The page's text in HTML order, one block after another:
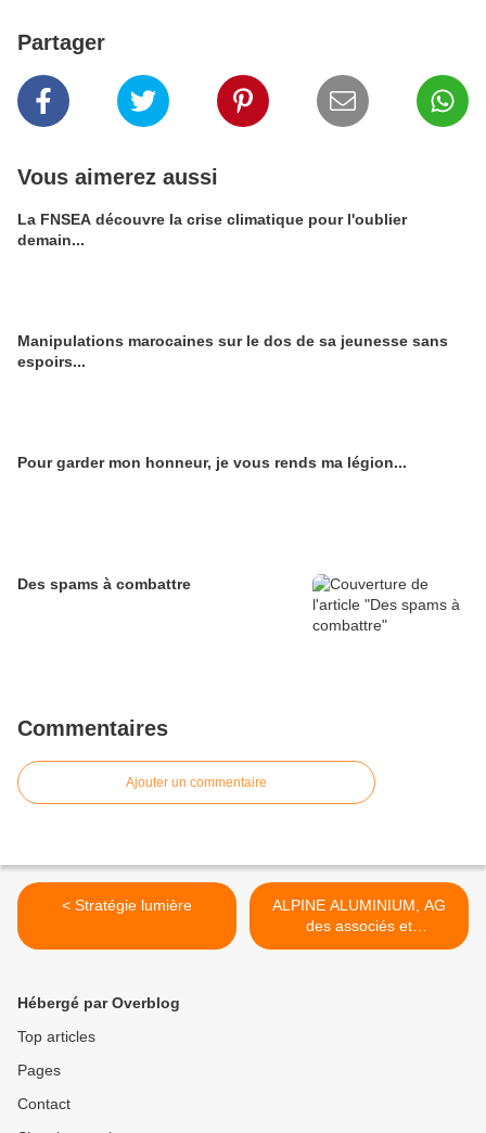
Partager
Vous aimerez aussi
La FNSEA découvre la crise climatique pour l'oublier
demain...
Manipulations marocaines sur le dos de sa jeunesse sans
espoirs...
Pour garder mon honneur, je vous rends ma légion...
Des spams à combattre
Commentaires
Ajouter un commentaire
< Stratégie lumière
ALPINE ALUMINIUM, AG
des associés et
photovoltaïque >
Hébergé par Overblog
Top articles
Pages
Contact